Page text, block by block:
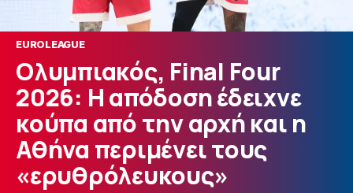
EUROLEAGUE
Ολυμπιακός, Final Four
2026: Η απόδοση έδειχνε
κούπα από την αρχή και η
Αθήνα περιμένει τους
«ερυθρόλευκους»